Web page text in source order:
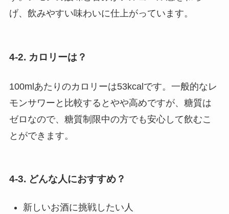
げ、飲みやすい味わいに仕上がっています。
4-2. カロリーは？
100mlあたりのカロリーは53kcalです。一般的なレ
モンサワーと比較するとやや高めですが、糖質は
ゼロなので、糖質制限中の方でも安心して飲むこ
とができます。
4-3. どんな人におすすめ？
新しいお酒に挑戦したい人